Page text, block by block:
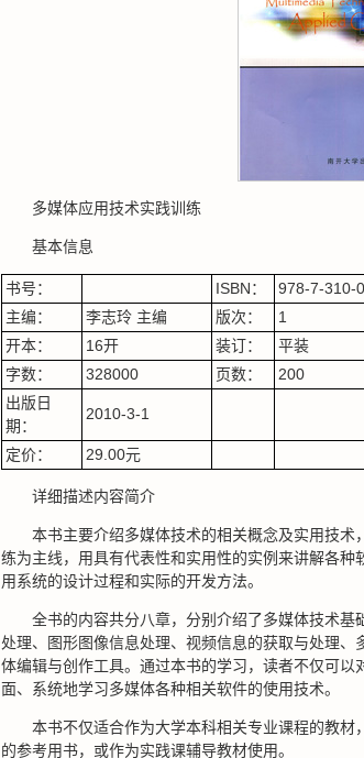
多媒体应用技术实践训练
基本信息
书号： ISBN：
978-7-310-
主编：
李志玲 主编 版次：
1
开本：
16开 装订：
平装
字数：
328000 页数：
200
出版日
期：
2010-3-1
定价： 29.00元
详细描述内容简介
本书主要介绍多媒体技术的相关概念及实用技术
练为主线，用具有代表性和实用性的实例来讲解各
用系统的设计过程和实际的开发方法。
全书的内容共分八章，分别介绍了多媒体技术
处理、图形图像信息处理、视频信息的获取与处理
体编辑与创作工具。通过本书的学习，读者不仅可
面、系统地学习多媒体各种相关软件的使用技术。
本书不仅适合作为大学本科相关专业课程的教
的参考用书，或作为实践课辅导教材使用。